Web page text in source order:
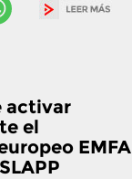
activar
el
EMFA